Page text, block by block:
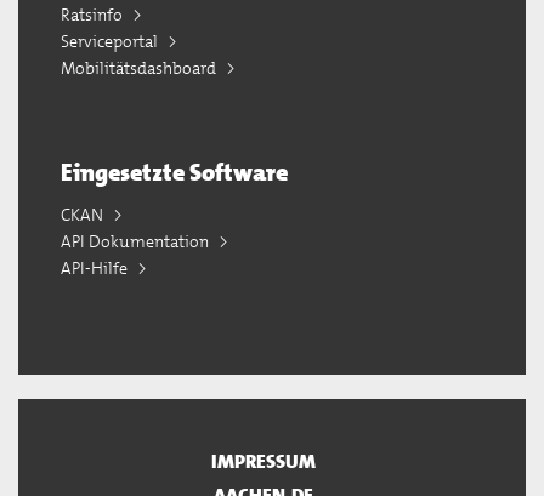
Ratsinfo
Serviceportal
Mobilitätsdashboard
Eingesetzte Software
CKAN
API Dokumentation
API-Hilfe
IMPRESSUM